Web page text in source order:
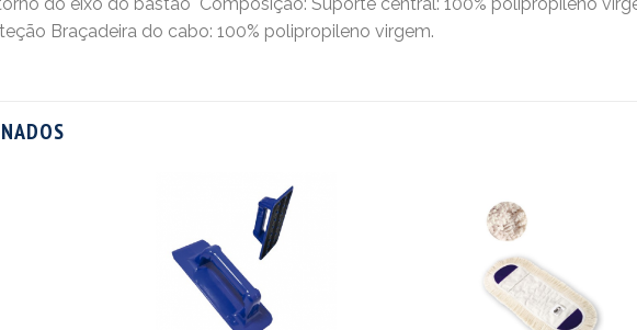
Braçadeira do cabo: 100% polipropileno virgem.